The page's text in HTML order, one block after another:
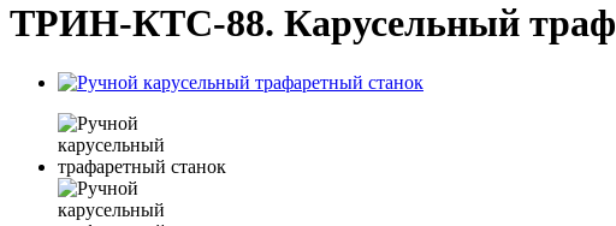
ТРИН-КТС-88. Карусельный